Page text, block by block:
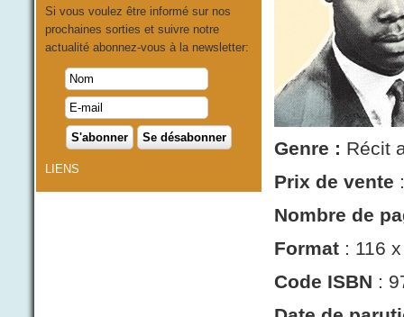
Si vous voulez être informé sur nos
prochaines sorties et suivre notre
actualité abonnez-vous à la newsletter:
LIENS
Genre : Récit
Prix de vente
Nombre de
Format : 116
Code ISBN :